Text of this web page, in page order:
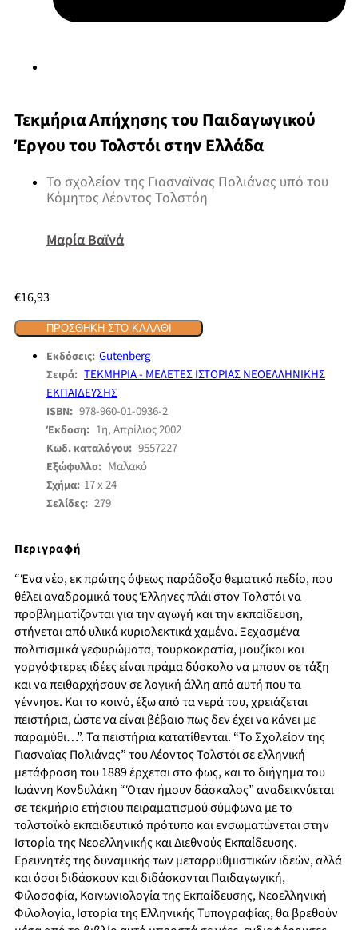
Τεκμήρια Απήχησης του Παιδαγωγικού
Έργου του Τολστόι στην Ελλάδα
Το σχολείον της Γιασναϊνας Πολιάνας υπό του
Κόμητος Λέοντος Τολστόη
Μαρία Βαϊνά
€16,93
ΠΡΟΣΘΉΚΗ ΣΤΟ ΚΑΛΆΘΙ
Εκδόσεις: Gutenberg
Σειρά: ΤΕΚΜΗΡΙΑ - ΜΕΛΕΤΕΣ ΙΣΤΟΡΙΑΣ ΝΕΟΕΛΛΗΝΙΚΗΣ
ΕΚΠΑΙΔΕΥΣΗΣ
ISBN: 978-960-01-0936-2
Έκδοση: 1η, Απρίλιος 2002
Κωδ. καταλόγου: 9557227
Εξώφυλλο: Μαλακό
Σχήμα: 17 x 24
Σελίδες: 279
Περιγραφή
“Ένα νέο, εκ πρώτης όψεως παράδοξο θεματικό πεδίο, που
θέλει αναδρομικά τους Έλληνες πλάι στον Τολστόι να
προβληματίζονται για την αγωγή και την εκπαίδευση,
στήνεται από υλικά κυριολεκτικά χαμένα. Ξεχασμένα
πολιτισμικά γεφυρώματα, τουρκοκρατία, μουζίκοι και
γοργόφτερες ιδέες είναι πράμα δύσκολο να μπουν σε τάξη
και να πειθαρχήσουν σε λογική άλλη από αυτή που τα
γέννησε. Και το κοινό, έξω από τα νερά του, χρειάζεται
πειστήρια, ώστε να είναι βέβαιο πως δεν έχει να κάνει με
παραμύθι…”. Τα πειστήρια κατατίθενται. “Το Σχολείον της
Γιασναϊας Πολιάνας” του Λέοντος Τολστόι σε ελληνική
μετάφραση του 1889 έρχεται στο φως, και το διήγημα του
Ιωάννη Κονδυλάκη “Όταν ήμουν δάσκαλος” αναδεικνύεται
σε τεκμήριο ετήσιου πειραματισμού σύμφωνα με το
τολστοϊκό εκπαιδευτικό πρότυπο και ενσωματώνεται στην
Ιστορία της Νεοελληνικής και Διεθνούς Εκπαίδευσης.
Ερευνητές της δυναμικής των μεταρρυθμιστικών ιδεών, αλλά
και όσοι διδάσκουν και διδάσκονται Παιδαγωγική,
Φιλοσοφία, Κοινωνιολογία της Εκπαίδευσης, Νεοελληνική
Φιλολογία, Ιστορία της Ελληνικής Τυπογραφίας, θα βρεθούν